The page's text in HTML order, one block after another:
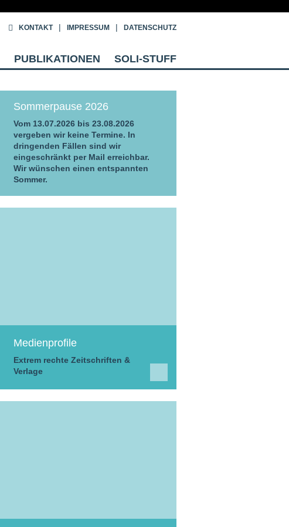
PUBLIKATIONEN SOLI-STUFF
KONTAKT IMPRESSUM DATENSCHUTZ
Sommerpause 2026
Vom 13.07.2026 bis 23.08.2026
vergeben wir keine Termine. In
dringenden Fällen sind wir
eingeschränkt per Mail erreichbar.
Wir wünschen einen entspannten
Sommer.
Medienprofile
Extrem rechte Zeitschriften &
Verlage